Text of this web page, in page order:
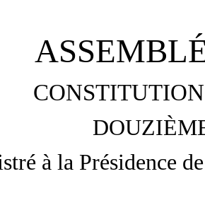
à la Présidence